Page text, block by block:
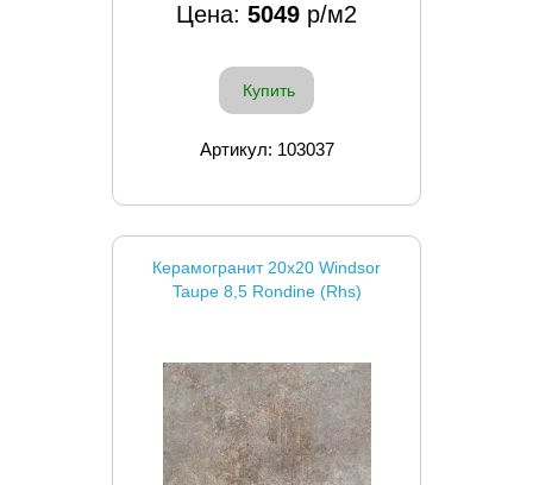
Цена: 5049 р/м2
Купить
Артикул: 103037
Керамогранит 20x20 Windsor
Taupe 8,5 Rondine (Rhs)